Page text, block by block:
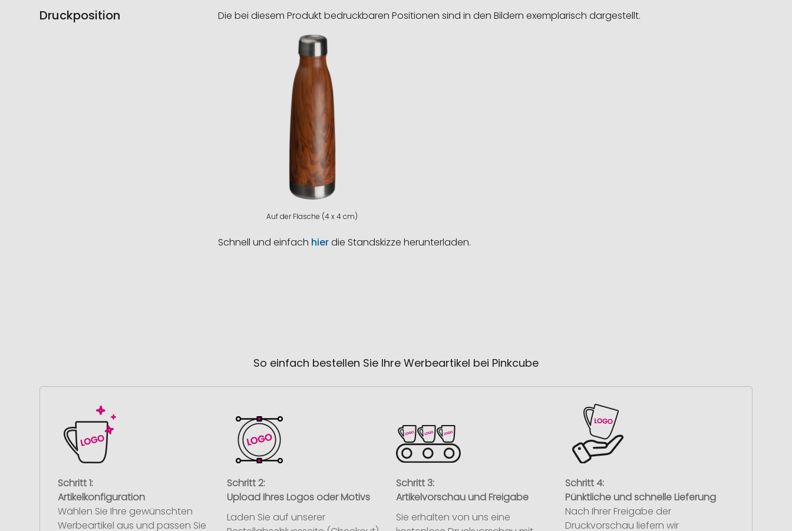
Druckposition Die bei diesem Produkt bedruckbaren Positionen sind in den Bildern exemplarisch dargestellt.
Auf der Flasche (4 x 4 cm)
Schnell und einfach hierdie Standskizze herunterladen.
So einfach bestellen Sie Ihre Werbeartikel bei Pinkcube
Schritt 1:
Artikelkonfiguration
Wählen Sie Ihre gewünschten
Werbeartikel aus und passen Sie
Schritt 2:
Upload Ihres Logos oder Motivs
Laden Sie auf unserer
Schritt 3:
Artikelvorschau und Freigabe
Sie erhalten von uns eine
Schritt 4:
Pünktliche und schnelle Lieferung
Nach Ihrer Freigabe der
Druckvorschau liefern wir